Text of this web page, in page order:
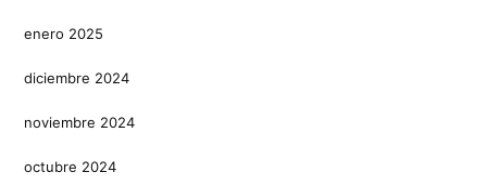
enero 2025
diciembre 2024
noviembre 2024
octubre 2024